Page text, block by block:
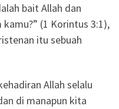
bait Allah dan
(1 Korintus 3:1),
itu sebuah
Allah selalu
di manapun kita